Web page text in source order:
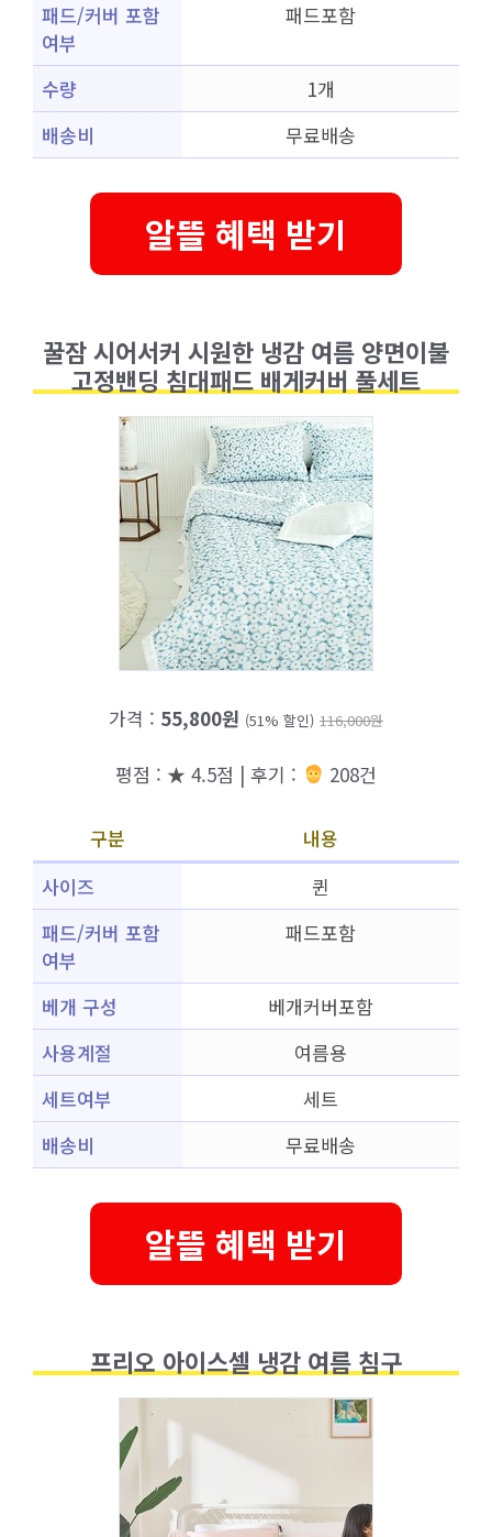
패드/커버 포함
여부
패드포함
수량
1개
배송비
무료배송
알뜰 혜택 받기
꿀잠 시어서커 시원한 냉감 여름 양면이불
고정밴딩 침대패드 배게커버 풀세트
가격 : 55,800원 (51% 할인) 116,000원
평점 : ★ 4.5점 | 후기 : 208건
구분
내용
사이즈
퀸
패드/커버 포함
여부
패드포함
베개 구성
베개커버포함
사용계절
여름용
세트여부
세트
배송비
무료배송
알뜰 혜택 받기
프리오 아이스셀 냉감 여름 침구